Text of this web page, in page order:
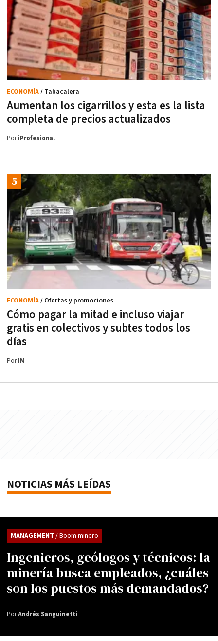
Aumentan los cigarrillos y esta es la lista
completa de precios actualizados
ECONOMÍA/ Tabacalera
PoriProfesional
Cómo pagar la mitad e incluso viajar
gratis en colectivos y subtes todos los
días
ECONOMÍA/ Ofertas y promociones
PorIM
NOTICIAS MÁS LEÍDAS
Ingenieros, geólogos y técnicos: la
minería busca empleados, ¿cuáles
son los puestos más demandados?
MANAGEMENT / Boom minero
PorAndrés Sanguinetti